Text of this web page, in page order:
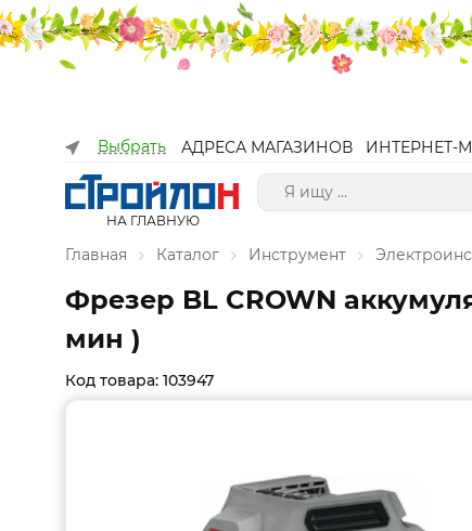
Выбрать АДРЕСА МАГАЗИНОВ ИНТЕРНЕТ-
НА ГЛАВНУЮ
Главная Каталог Инструмент
Фрезер BL CROWN
мин )
Код товара: 103947